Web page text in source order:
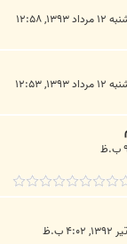
یک‌شنبه ۱۲ مرداد ۱۳۹۳, ۱۲:۵۸
یک‌شنبه ۱۲ مرداد ۱۳۹۳, ۱۲:۵۳